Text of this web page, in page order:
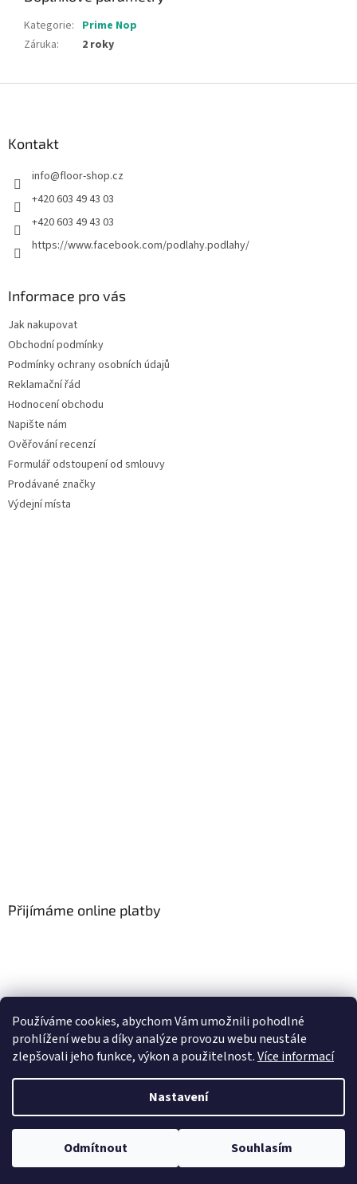
Používáme cookies, abychom Vám umožnili pohodlné
prohlížení webu a díky analýze provozu webu neustále
zlepšovali jeho funkce, výkon a použitelnost.Více informací
Nastavení
Odmítnout Souhlasím
Kategorie: Prime Nop
Záruka: 2 roky
Kontakt
info@floor-shop.cz
+420 603 49 43 03
+420 603 49 43 03
https://www.facebook.com/podlahy.podlahy/
Informace pro vás
Jak nakupovat
Obchodní podmínky
Podmínky ochrany osobních údajů
Reklamační řád
Hodnocení obchodu
Napište nám
Ověřování recenzí
Formulář odstoupení od smlouvy
Prodávané značky
Výdejní místa
Přijímáme online platby
Vytvořil Shoptet